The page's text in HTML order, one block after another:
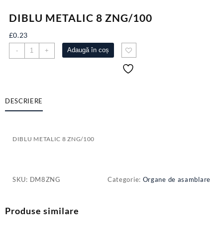
DIBLU METALIC 8 ZNG/100
£0.23
-
Cantitate
DIBLU
+ Adaugă în coș
DESCRIERE
DIBLU METALIC 8 ZNG/100
SKU: DM8ZNG Categorie: Organe de asamblare
Produse similare